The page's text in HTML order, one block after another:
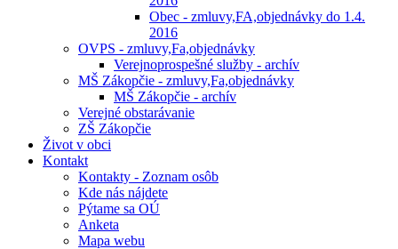
Obec - zmluvy,FA,objednávky do 1.4.
2016
OVPS - zmluvy,Fa,objednávky
Verejnoprospešné služby - archív
MŠ Zákopčie - zmluvy,Fa,objednávky
MŠ Zákopčie - archív
Verejné obstarávanie
ZŠ Zákopčie
Život v obci
Kontakt
Kontakty - Zoznam osôb
Kde nás nájdete
Pýtame sa OÚ
Anketa
Mapa webu